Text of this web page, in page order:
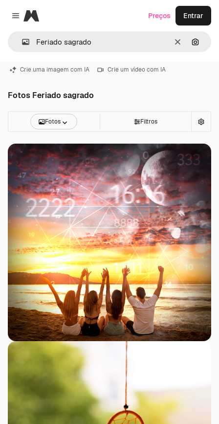
Close menu
Magnific
Limpar
Preços Entrar
Crie uma imagem com IA Crie um vídeo com IA
Fotos Feriado sagrado
Fotos Filtros